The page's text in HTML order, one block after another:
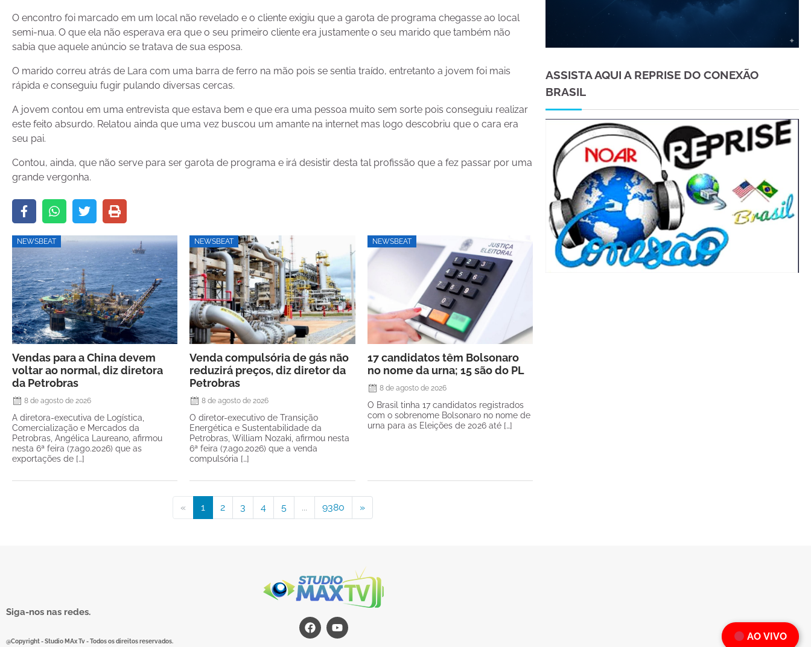
O encontro foi marcado em um local não revelado e o cliente exigiu que a garota de programa chegasse ao local
semi-nua. O que ela não esperava era que o seu primeiro cliente era justamente o seu marido que também não
sabia que aquele anúncio se tratava de sua esposa.
O marido correu atrás de Lara com uma barra de ferro na mão pois se sentia traído, entretanto a jovem foi mais
rápida e conseguiu fugir pulando diversas cercas.
A jovem contou em uma entrevista que estava bem e que era uma pessoa muito sem sorte pois conseguiu realizar
este feito absurdo. Relatou ainda que uma vez buscou um amante na internet mas logo descobriu que o cara era
seu pai.
Contou, ainda, que não serve para ser garota de programa e irá desistir desta tal profissão que a fez passar por uma
grande vergonha.
NEWSBEAT
Vendas para a China devem
voltar ao normal, diz diretora
da Petrobras
8 de agosto de 2026
A diretora-executiva de Logística,
Comercialização e Mercados da
Petrobras, Angélica Laureano, afirmou
nesta 6ª feira (7.ago.2026) que as
exportações de […]
NEWSBEAT
Venda compulsória de gás não
reduzirá preços, diz diretor da
Petrobras
8 de agosto de 2026
O diretor-executivo de Transição
Energética e Sustentabilidade da
Petrobras, William Nozaki, afirmou nesta
6ª feira (7.ago.2026) que a venda
compulsória […]
NEWSBEAT
17 candidatos têm Bolsonaro
no nome da urna; 15 são do PL
8 de agosto de 2026
O Brasil tinha 17 candidatos registrados
com o sobrenome Bolsonaro no nome de
urna para as Eleições de 2026 até […]
« 1 2 3 4 5 ... 9380 »
ASSISTA AQUI A REPRISE DO CONEXÃO
BRASIL
Siga-nos nas redes.
@Copyright - Studio MAx Tv - Todos os direitos reservados. AO VIVO